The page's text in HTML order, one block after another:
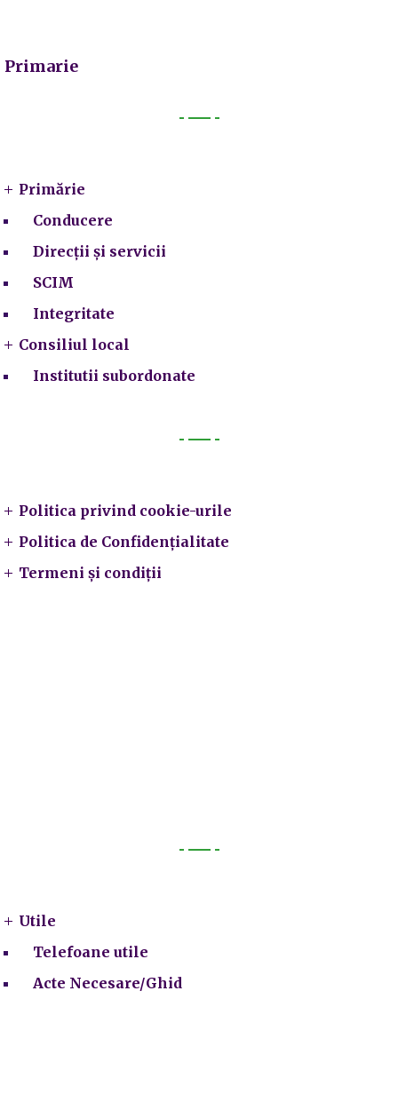
Primarie
Primărie
Conducere
Direcții și servicii
SCIM
Integritate
Consiliul local
Institutii subordonate
Politica privind cookie-urile
Politica de Confidențialitate
Termeni și condiții
Utile
Telefoane utile
Acte Necesare/Ghid